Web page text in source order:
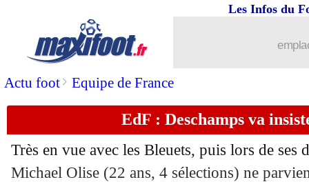
Actu foot> Equipe de France
Les Infos du
EdF : Deschamps va
Très en vue avec les Bleuets, puis lors de ses
Michael Olise (22 ans, 4 sélections) ne
: Koundé agace Flick par ses
16/11 EdF: Mbappé, la surprise de
16/11 Lyon: la DNCG, le tacle de Textor
: Valladolid veut Endrick en prêt
16/11 EdF: Zidane ? Souleymane Diawara